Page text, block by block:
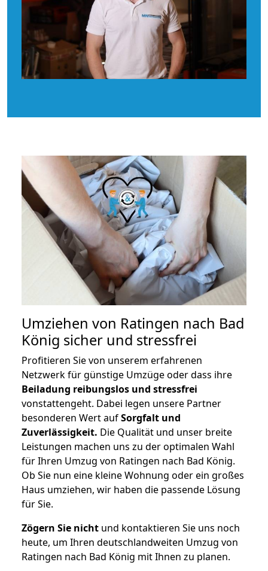
Umziehen von Ratingen nach Bad
König sicher und stressfrei
Profitieren Sie von unserem erfahrenen
Netzwerk für günstige Umzüge oder dass ihre
Beiladung reibungslos und stressfrei
vonstattengeht. Dabei legen unsere Partner
besonderen Wert aufSorgfalt und
Zuverlässigkeit. Die Qualität und unser breite
Leistungen machen uns zu der optimalen Wahl
für Ihren Umzug von Ratingen nach Bad König.
Ob Sie nun eine kleine Wohnung oder ein großes
Haus umziehen, wir haben die passende Lösung
für Sie.
Zögern Sie nicht und kontaktieren Sie uns noch
heute, um Ihren deutschlandweiten Umzug von
Ratingen nach Bad König mit Ihnen zu planen.